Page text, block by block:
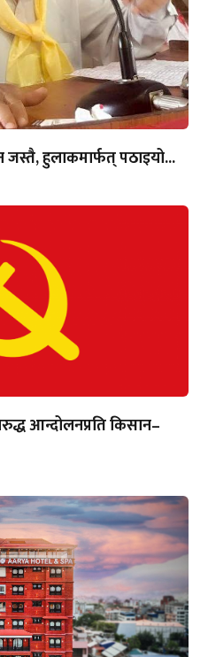
हुलाकमार्फत् पठाइयो...
आन्दोलनप्रति किसान–